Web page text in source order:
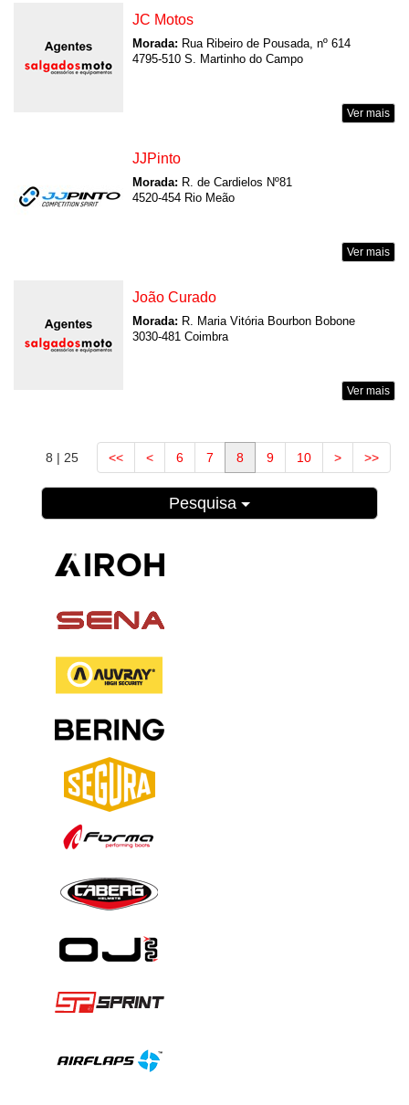
JC Motos
Morada: Rua Ribeiro de Pousada, nº 614
4795-510 S. Martinho do Campo
Ver mais
JJPinto
Morada: R. de Cardielos Nº81
4520-454 Rio Meão
Ver mais
João Curado
Morada: R. Maria Vitória Bourbon Bobone
3030-481 Coimbra
Ver mais
8 | 25 << < 6 7 8 9 10 > >>
Pesquisa